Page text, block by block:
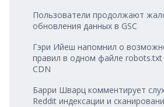
Пользователи продолжают
обновления данных в GSC
Гэри Ийеш напомнил о
правил в одном файле robots.txt
CDN
Барри Шварц комментирует
Reddit индексации и